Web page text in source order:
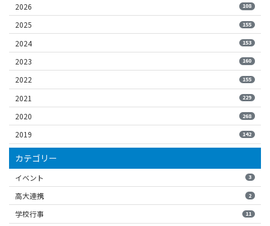
2026 108
2025 155
2024 153
2023 160
2022 155
2021 229
2020 268
2019 142
カテゴリー
イベント 3
高大連携 2
学校行事 11